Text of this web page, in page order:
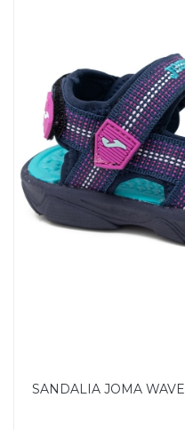
SANDALIA JOMA WAVE